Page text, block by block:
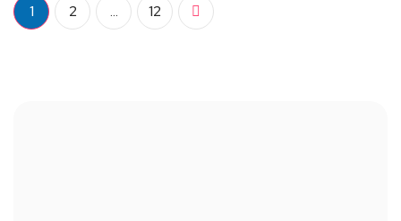
1 2 … 12